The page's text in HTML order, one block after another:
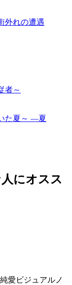
にオスス
愛ビジュアルノ